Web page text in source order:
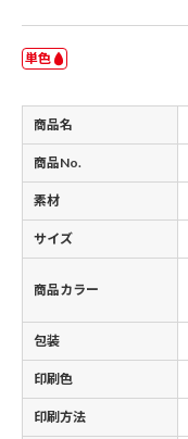
単色
商品名
商品No.
素材
サイズ
商品カラー
包装
印刷色
印刷方法